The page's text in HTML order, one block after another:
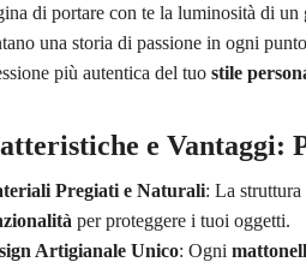
di portare con te la luminosità di
una storia di passione in ogni
più autentica del tuo stile
e Vantaggi:
Pregiati e Naturali: La struttura
per proteggere i tuoi oggetti.
Artigianale Unico: Ogni